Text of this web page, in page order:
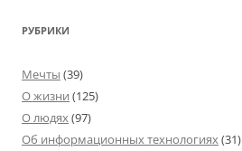
РУБРИКИ
Мечты (39)
О жизни (125)
О людях(97)
Об информационных технологиях(31)